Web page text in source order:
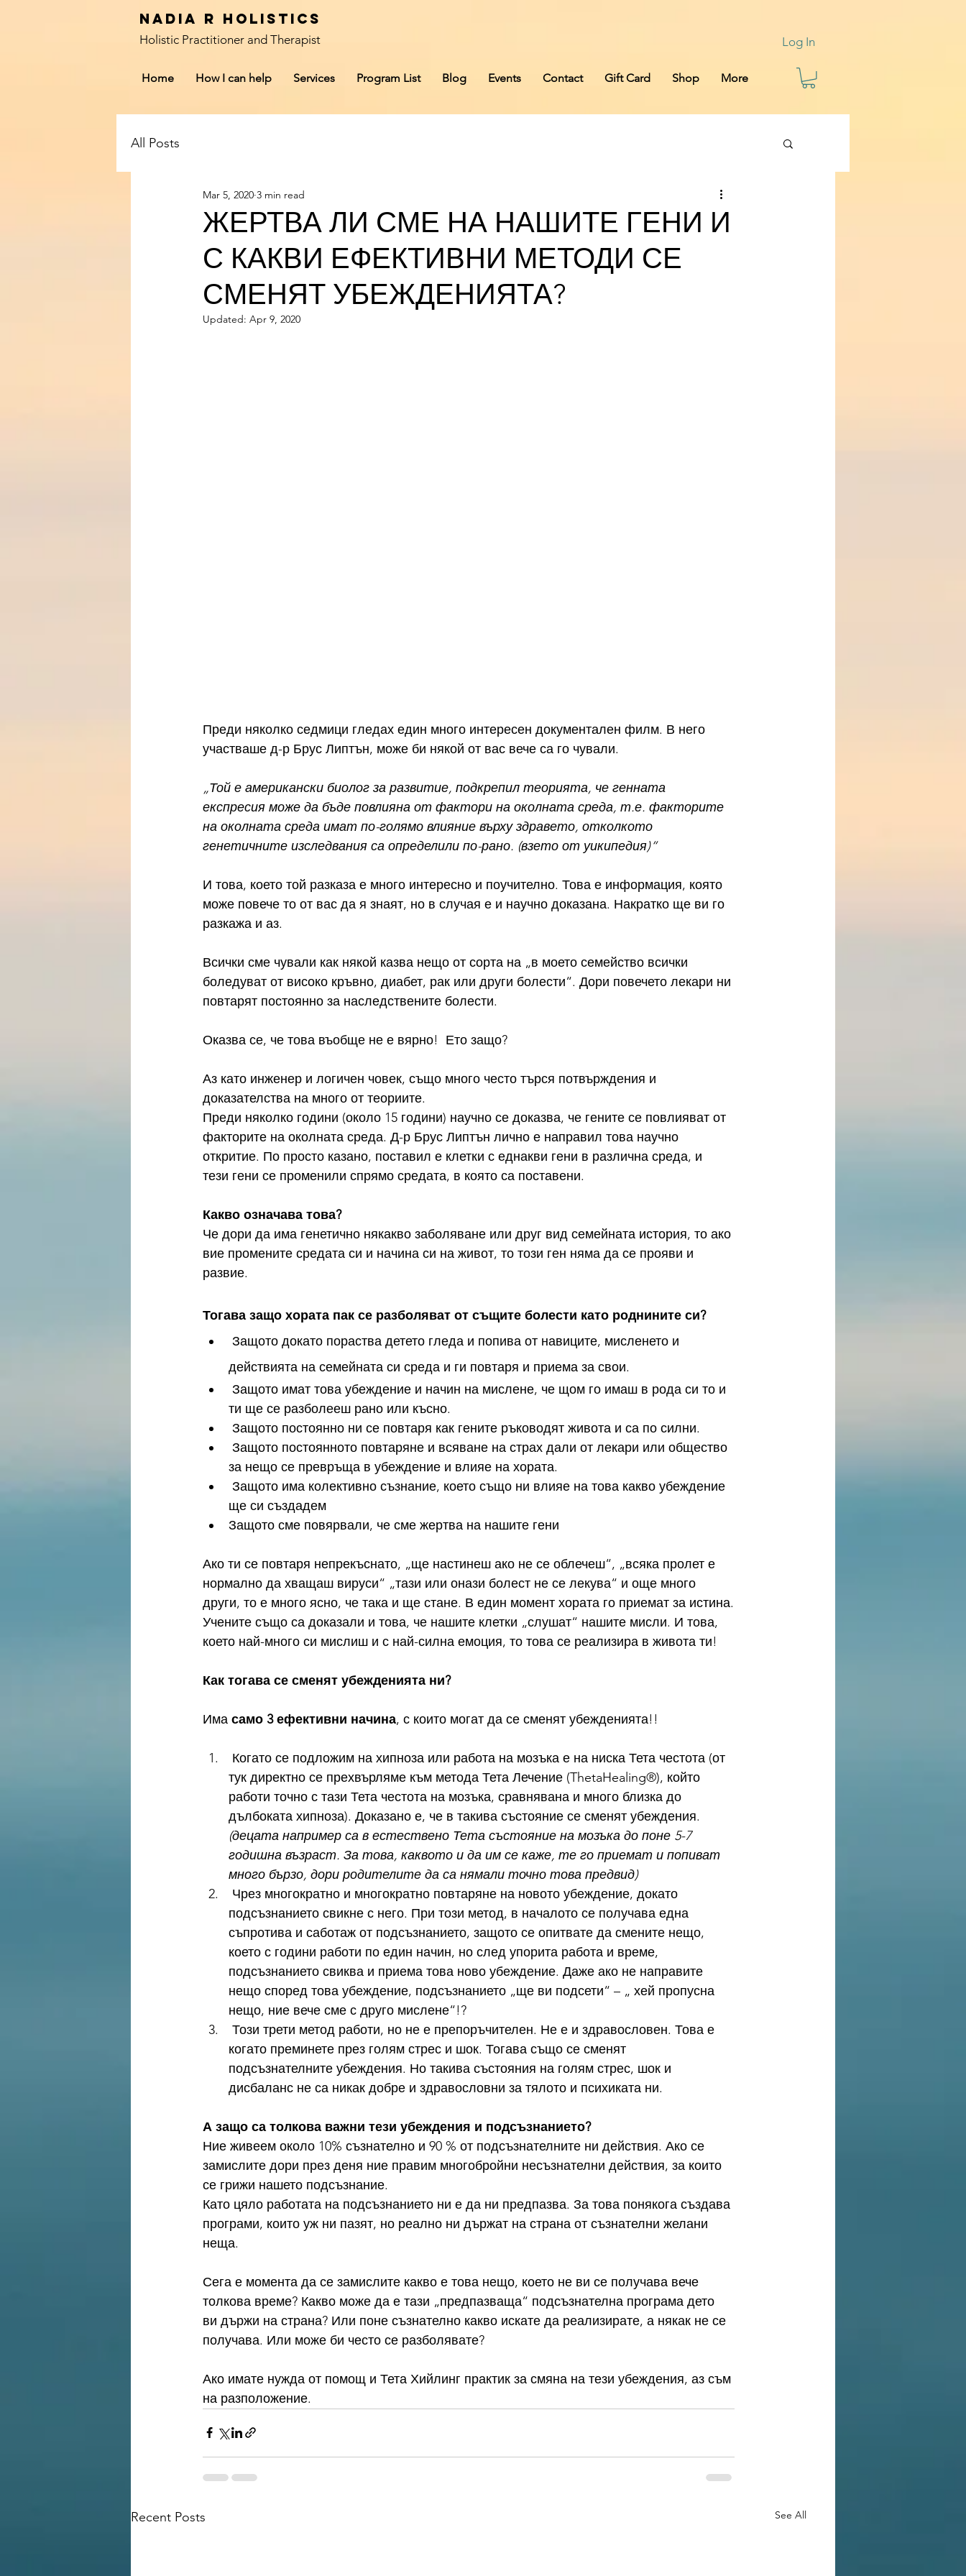
Nadia R Holistics
Holistic Practitioner and Therapist Log In
Home How I can help Services Program List Blog Events Contact Gift Card Shop More
All Posts
ЖЕРТВА ЛИ СМЕ НА НАШИТЕ ГЕНИ И
С КАКВИ ЕФЕКТИВНИ МЕТОДИ СЕ
СМЕНЯТ УБЕЖДЕНИЯТА?
Mar 5, 2020 3 min read
Updated: Apr 9, 2020
Преди няколко седмици гледах един много интересен документален филм. В него
участваше д-р Брус Липтън, може би някой от вас вече са го чували.
„Той е американски биолог за развитие, подкрепил теорията, че генната
експресия може да бъде повлияна от фактори на околната среда, т.е. факторите
на околната среда имат по-голямо влияние върху здравето, отколкото
генетичните изследвания са определили по-рано. (взето от уикипедия)“
И това, което той разказа е много интересно и поучително. Това е информация, която
може повече то от вас да я знаят, но в случая е и научно доказана. Накратко ще ви го
разкажа и аз.
Всички сме чували как някой казва нещо от сорта на „в моето семейство всички
боледуват от високо кръвно, диабет, рак или други болести“. Дори повечето лекари ни
повтарят постоянно за наследствените болести.
Оказва се, че това въобще не е вярно!  Ето защо?
Аз като инженер и логичен човек, също много често търся потвърждения и
доказателства на много от теориите.
Преди няколко години (около 15 години) научно се доказва, че гените се повлияват от
факторите на околната среда. Д-р Брус Липтън лично е направил това научно
откритие. По просто казано, поставил е клетки с еднакви гени в различна среда, и
тези гени се променили спрямо средата, в която са поставени.
Какво означава това?
Че дори да има генетично някакво заболяване или друг вид семейната история, то ако
вие промените средата си и начина си на живот, то този ген няма да се прояви и
развие.
Тогава защо хората пак се разболяват от същите болести като роднините си?
действията на семейната си среда и ги повтаря и приема за свои.
ти ще се разболееш рано или късно.
Защото постоянно ни се повтаря как гените ръководят живота и са по силни.
за нещо се превръща в убеждение и влияе на хората.
ще си създадем
Защото сме повярвали, че сме жертва на нашите гени
Ако ти се повтаря непрекъснато, „ще настинеш ако не се облечеш“, „всяка пролет е
нормално да хващаш вируси“ „тази или онази болест не се лекува“ и още много
други, то е много ясно, че така и ще стане. В един момент хората го приемат за истина.
Учените също са доказали и това, че нашите клетки „слушат“ нашите мисли. И това,
което най-много си мислиш и с най-силна емоция, то това се реализира в живота ти!
Как тогава се сменят убежденията ни?
Има само 3 ефективни начина, с които могат да се сменят убежденията!!
тук директно се прехвърляме към метода Тета Лечение (ThetaHealing®), който
работи точно с тази Тета честота на мозъка, сравнявана и много близка до
дълбоката хипноза). Доказано е, че в такива състояние се сменят убеждения.
(децата например са в естествено Тета състояние на мозъка до поне 5-7
годишна възраст. За това, каквото и да им се каже, те го приемат и попиват
много бързо, дори родителите да са нямали точно това предвид)
подсъзнанието свикне с него. При този метод, в началото се получава една
съпротива и саботаж от подсъзнанието, защото се опитвате да смените нещо,
което с години работи по един начин, но след упорита работа и време,
подсъзнанието свиква и приема това ново убеждение. Даже ако не направите
нещо според това убеждение, подсъзнанието „ще ви подсети“ – „ хей пропусна
нещо, ние вече сме с друго мислене“!?
когато преминете през голям стрес и шок. Тогава също се сменят
подсъзнателните убеждения. Но такива състояния на голям стрес, шок и
дисбаланс не са никак добре и здравословни за тялото и психиката ни.
А защо са толкова важни тези убеждения и подсъзнанието?
Ние живеем около 10% съзнателно и 90 % от подсъзнателните ни действия. Ако се
замислите дори през деня ние правим многобройни несъзнателни действия, за които
се грижи нашето подсъзнание.
Като цяло работата на подсъзнанието ни е да ни предпазва. За това понякога създава
програми, които уж ни пазят, но реално ни държат на страна от съзнателни желани
неща.
Сега е момента да се замислите какво е това нещо, което не ви се получава вече
толкова време? Какво може да е тази „предпазваща“ подсъзнателна програма дето
ви държи на страна? Или поне съзнателно какво искате да реализирате, а някак не се
получава. Или може би често се разболявате?
Ако имате нужда от помощ и Тета Хийлинг практик за смяна на тези убеждения, аз съм
на разположение.
Recent Posts See All